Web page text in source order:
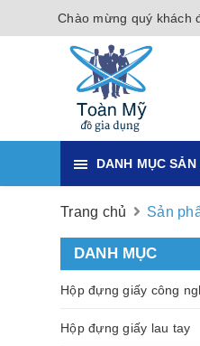
Chào mừng quý khách
DANH MỤC SẢN
Trang chủ Sản
DANH MỤC
Hộp đựng giấy công
Hộp đựng giấy lau tay